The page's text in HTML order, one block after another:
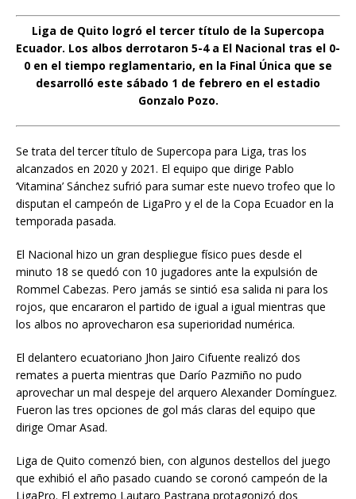
Liga de Quito logró el tercer título de la Supercopa
Ecuador. Los albos derrotaron 5-4 a El Nacional tras el 0-
0 en el tiempo reglamentario, en la Final Única que se
desarrolló este sábado 1 de febrero en el estadio
Gonzalo Pozo.
Se trata del tercer título de Supercopa para Liga, tras los
alcanzados en 2020 y 2021. El equipo que dirige Pablo
‘Vitamina’ Sánchez sufrió para sumar este nuevo trofeo que lo
disputan el campeón de LigaPro y el de la Copa Ecuador en la
temporada pasada.
El Nacional hizo un gran despliegue físico pues desde el
minuto 18 se quedó con 10 jugadores ante la expulsión de
Rommel Cabezas. Pero jamás se sintió esa salida ni para los
rojos, que encararon el partido de igual a igual mientras que
los albos no aprovecharon esa superioridad numérica.
El delantero ecuatoriano Jhon Jairo Cifuente realizó dos
remates a puerta mientras que Darío Pazmiño no pudo
aprovechar un mal despeje del arquero Alexander Domínguez.
Fueron las tres opciones de gol más claras del equipo que
dirige Omar Asad.
Liga de Quito comenzó bien, con algunos destellos del juego
que exhibió el año pasado cuando se coronó campeón de la
LigaPro. El extremo Lautaro Pastrana protagonizó dos